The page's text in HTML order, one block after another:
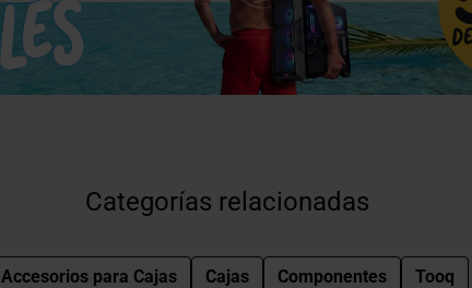
Categorías relacionadas
Accesorios para Cajas Cajas Componentes Tooq